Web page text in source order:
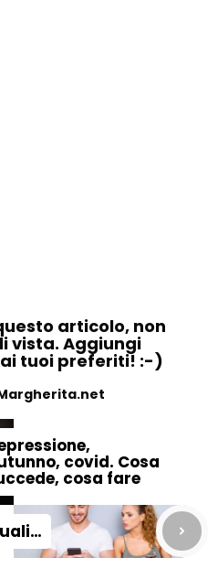
articolo, non
vista. Aggiungi
tuoi preferiti! :-)
covid. Cosa
cosa fare